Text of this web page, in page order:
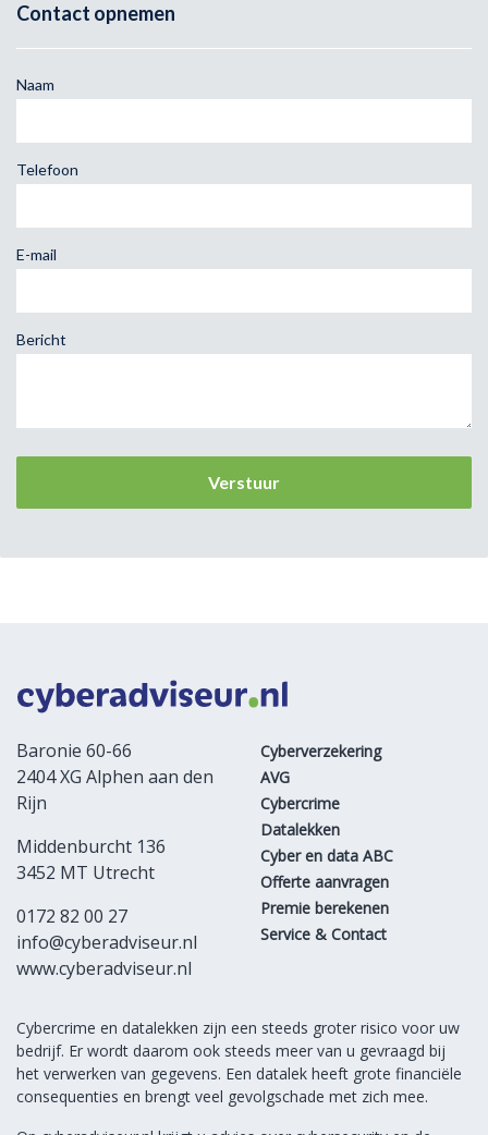
Contact opnemen
Naam
Telefoon
E-mail
Bericht
Baronie 60-66
2404 XG Alphen aan den
Rijn
Middenburcht 136
3452 MT Utrecht
0172 82 00 27
info@cyberadviseur.nl
www.cyberadviseur.nl
Cyberverzekering
AVG
Cybercrime
Datalekken
Cyber en data ABC
Offerte aanvragen
Premie berekenen
Service & Contact
Cybercrime en datalekken zijn een steeds groter risico voor uw
bedrijf. Er wordt daarom ook steeds meer van u gevraagd bij
het verwerken van gegevens. Een datalek heeft grote financiële
consequenties en brengt veel gevolgschade met zich mee.